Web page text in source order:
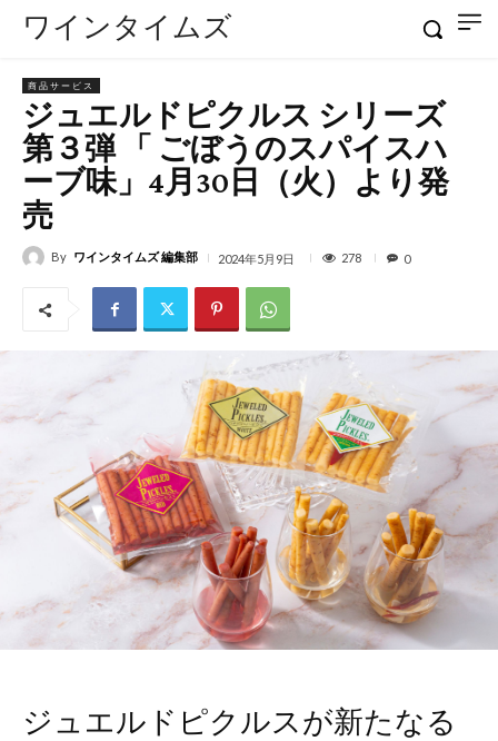
ワインタイムズ
商品サービス
ジュエルドピクルス シリーズ
第３弾 「 ごぼうのスパイスハ
ーブ味」4月30日（火）より発
売
By ワインタイムズ 編集部 2024年5月9日 278 0
ジュエルドピクルスが新たなる